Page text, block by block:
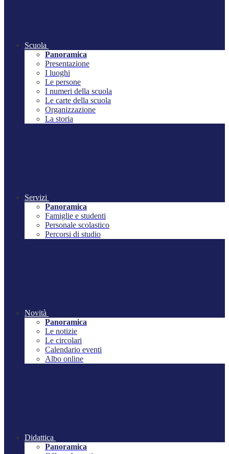
Scuola
Panoramica
Presentazione
I luoghi
Le persone
I numeri della scuola
Le carte della scuola
Organizzazione
La storia
Servizi
Panoramica
Famiglie e studenti
Personale scolastico
Percorsi di studio
Novità
Panoramica
Le notizie
Le circolari
Calendario eventi
Albo online
Didattica
Panoramica